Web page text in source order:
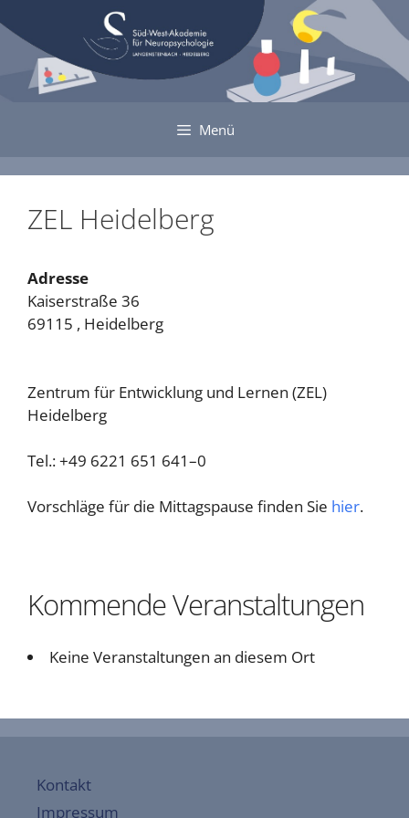
Inhalt
springen
Menü
ZEL Heidelberg
Adresse
Kaiserstraße 36
69115 , Heidelberg
Zentrum für Entwicklung und Lernen (ZEL)
Heidelberg
Tel.: +49 6221 651 641–0
Vorschläge für die Mittagspause finden Sie hier.
Kommende Veranstaltungen
Keine Veranstaltungen an diesem Ort
Kontakt
Impressum